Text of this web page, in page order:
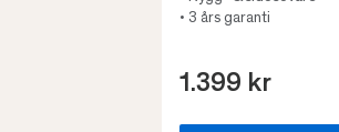
• 3 års garanti
1.399 kr